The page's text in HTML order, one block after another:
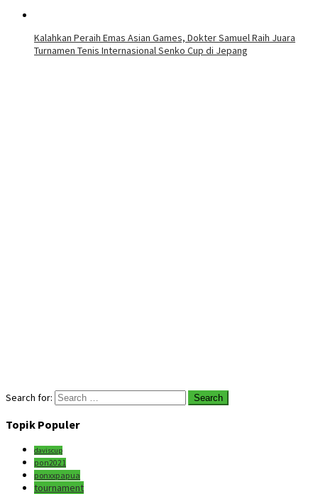
Kalahkan Peraih Emas Asian Games, Dokter Samuel Raih Juara
Turnamen Tenis Internasional Senko Cup di Jepang
Search for:
Topik Populer
daviscup
pon2021
ponxxpapua
tournament